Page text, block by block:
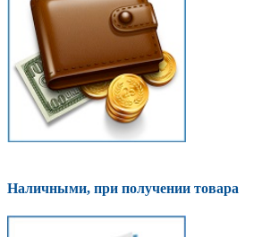
Наличными, при получении товара